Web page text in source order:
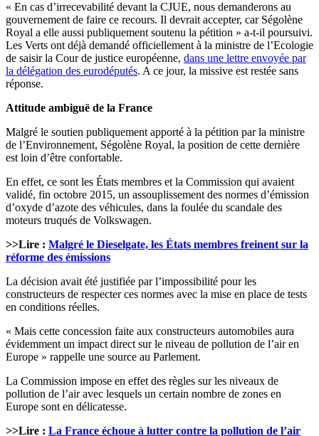
« En cas d’irrecevabilité devant la CJUE, nous demanderons au
gouvernement de faire ce recours. Il devrait accepter, car Ségolène
Royal a elle aussi publiquement soutenu la pétition » a-t-il poursuivi.
Les Verts ont déjà demandé officiellement à la ministre de l’Ecologie
de saisir la Cour de justice européenne, dans une lettre envoyée par
la délégation des eurodéputés. A ce jour, la missive est restée sans
réponse.
Attitude ambiguë de la France
Malgré le soutien publiquement apporté à la pétition par la ministre
de l’Environnement, Ségolène Royal, la position de cette dernière
est loin d’être confortable.
En effet, ce sont les États membres et la Commission qui avaient
validé, fin octobre 2015, un assouplissement des normes d’émission
d’oxyde d’azote des véhicules, dans la foulée du scandale des
moteurs truqués de Volkswagen.
>>Lire : Malgré le Dieselgate, les États membres freinent sur la
réforme des émissions
La décision avait été justifiée par l’impossibilité pour les
constructeurs de respecter ces normes avec la mise en place de tests
en conditions réelles.
« Mais cette concession faite aux constructeurs automobiles aura
évidemment un impact direct sur le niveau de pollution de l’air en
Europe » rappelle une source au Parlement.
La Commission impose en effet des règles sur les niveaux de
pollution de l’air avec lesquels un certain nombre de zones en
Europe sont en délicatesse.
>>Lire : La France échoue à lutter contre la pollution de l’air